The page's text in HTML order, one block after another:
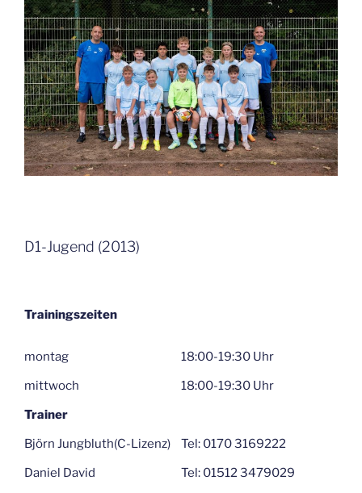
D1-Jugend (2013)
Trainingszeiten
montag
18:00-19:30 Uhr
mittwoch
18:00-19:30 Uhr
Trainer
Björn Jungbluth(C-Lizenz)
Tel: 0170 3169222
Daniel David
Tel: 01512 3479029